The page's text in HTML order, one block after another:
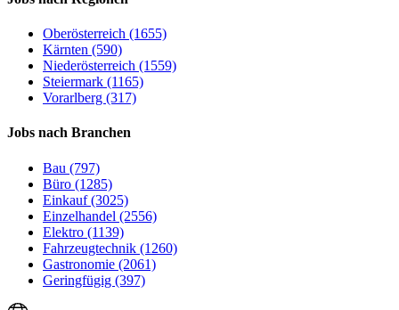
Oberösterreich (1655)
Kärnten (590)
Niederösterreich (1559)
Steiermark (1165)
Vorarlberg (317)
Jobs nach Branchen
Bau (797)
Büro (1285)
Einkauf (3025)
Einzelhandel (2556)
Elektro (1139)
Fahrzeugtechnik (1260)
Gastronomie (2061)
Geringfügig (397)